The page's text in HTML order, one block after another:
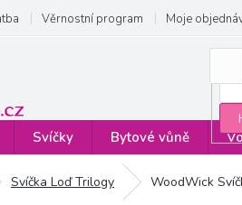
Věrnostní program Moje
Svíčky Bytové vůně
Svíčka Loď Trilogy WoodWick